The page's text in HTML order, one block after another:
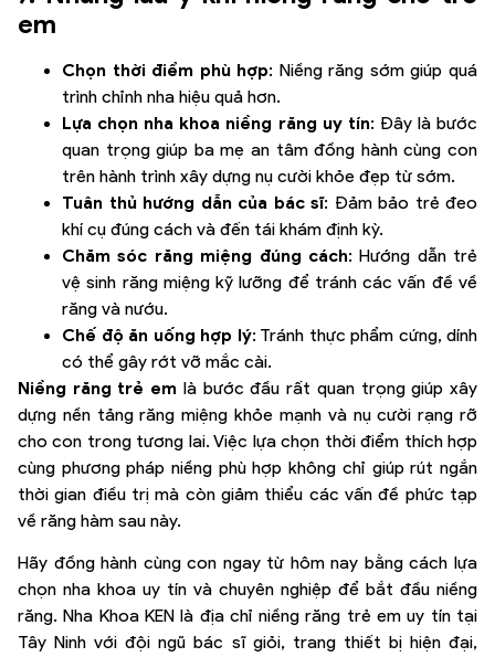
em
Chọn thời điểm phù hợp: Niềng răng sớm giúp quá
trình chỉnh nha hiệu quả hơn.
Lựa chọn nha khoa niềng răng uy tín: Đây là bước
quan trọng giúp ba mẹ an tâm đồng hành cùng con
trên hành trình xây dựng nụ cười khỏe đẹp từ sớm.
Tuân thủ hướng dẫn của bác sĩ: Đảm bảo trẻ đeo
khí cụ đúng cách và đến tái khám định kỳ.
Chăm sóc răng miệng đúng cách: Hướng dẫn trẻ
vệ sinh răng miệng kỹ lưỡng để tránh các vấn đề về
răng và nướu.
Chế độ ăn uống hợp lý: Tránh thực phẩm cứng, dính
có thể gây rớt vỡ mắc cài.
Niềng răng trẻ em là bước đầu rất quan trọng giúp xây
dựng nền tảng răng miệng khỏe mạnh và nụ cười rạng rỡ
cho con trong tương lai. Việc lựa chọn thời điểm thích hợp
cùng phương pháp niềng phù hợp không chỉ giúp rút ngắn
thời gian điều trị mà còn giảm thiểu các vấn đề phức tạp
về răng hàm sau này.
Hãy đồng hành cùng con ngay từ hôm nay bằng cách lựa
chọn nha khoa uy tín và chuyên nghiệp để bắt đầu niềng
răng. Nha Khoa KEN là địa chỉ niềng răng trẻ em uy tín tại
Tây Ninh với đội ngũ bác sĩ giỏi, trang thiết bị hiện đại,